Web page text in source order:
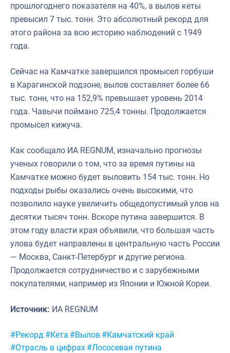
прошлогоднего показателя на 40%, а вылов кеты
превысил 7 тыс. тонн. Это абсолютный рекорд для
этого района за всю историю наблюдений с 1949
года.
Сейчас на Камчатке завершился промысел горбуши
в Карагинской подзоне, вылов составляет более 66
тыс. тонн, что на 152,9% превышает уровень 2014
года. Чавычи поймано 725,4 тонны. Продолжается
промысел кижуча.
Как сообщало ИА REGNUM, изначально прогнозы
ученых говорили о том, что за время путины на
Камчатке можно будет выловить 154 тыс. тонн. Но
подходы рыбы оказались очень высокими, что
позволило науке увеличить общедопустимый улов на
десятки тысяч тонн. Вскоре путина завершится. В
этом году власти края объявили, что большая часть
улова будет направлены в центральную часть России
— Москва, Санкт-Петербург и другие региона.
Продолжается сотрудничество и с зарубежными
покупателями, например из Японии и Южной Кореи.
Источник: ИА REGNUM
Метки:
#Рекорд #Кета #Вылов #Камчатский край
#Отрасль в цифрах #Лососевая путина